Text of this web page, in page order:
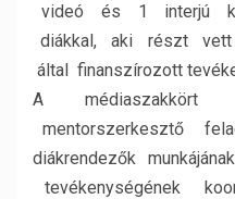
videó és 1 interjú
diákkal, aki részt vett
által finanszírozott
A
mentorszerkesztő
diákrendezők
tevékenységének